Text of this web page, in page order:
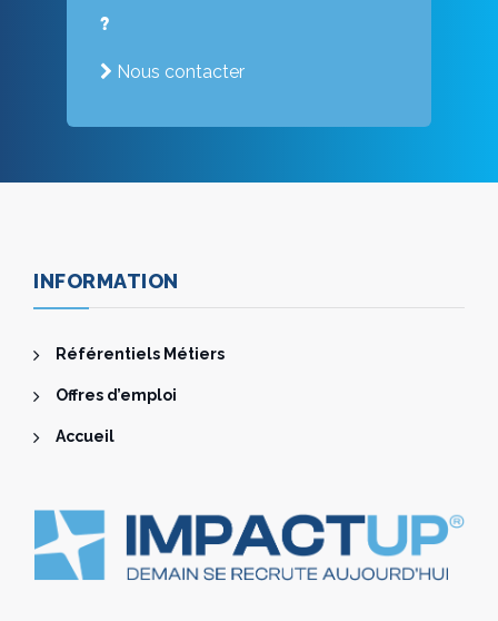
?
Nous contacter
INFORMATION
Référentiels Métiers
Offres d’emploi
Accueil